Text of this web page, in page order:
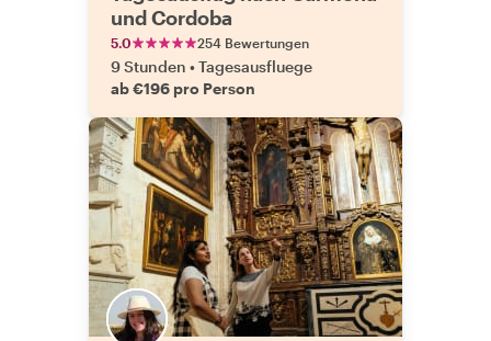
und Cordoba
5.0 254 Bewertungen
9 Stunden •Tagesausfluege
ab €196 pro Person